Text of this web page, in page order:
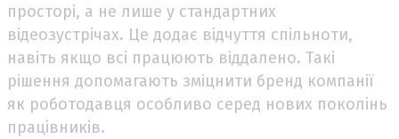
просторі, а не лише у стандартних
відеозустрічах. Це додає відчуття спільноти,
навіть якщо всі працюють віддалено. Такі
рішення допомагають зміцнити бренд компанії
як роботодавця особливо серед нових поколінь
працівників.